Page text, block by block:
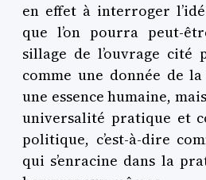
en effet à interroger
que l’on pourra peut-
sillage de l’ouvrage cité
comme une donnée de
une essence humaine,
universalité pratique et
politique, c’est-à-dire
qui s’enracine dans la